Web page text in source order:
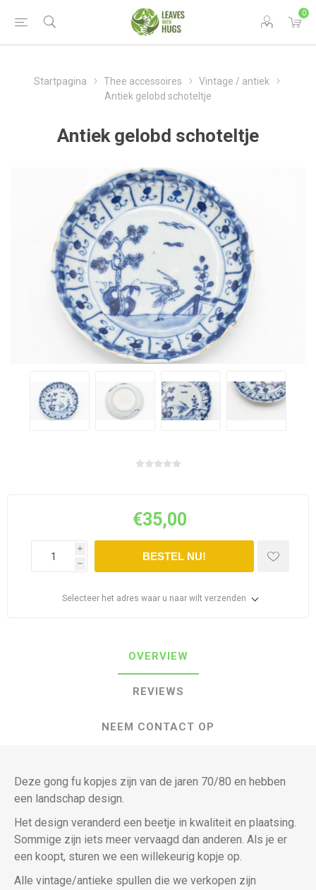
0
Startpagina Thee accessoires
Vintage / antiek
Antiek gelobd schoteltje
Antiek gelobd schoteltje
€35,00
i
h
BESTEL NU!
Selecteer het adres waar u naar wilt verzenden
OVERVIEW
REVIEWS
NEEM CONTACT OP
Deze gong fu kopjes zijn van de jaren 70/80 en hebben
een landschap design.
Het design veranderd een beetje in kwaliteit en plaatsing.
Sommige zijn iets meer vervaagd dan anderen. Als je er
een koopt, sturen we een willekeurig kopje op.
Alle vintage/antieke spullen die we verkopen zijn